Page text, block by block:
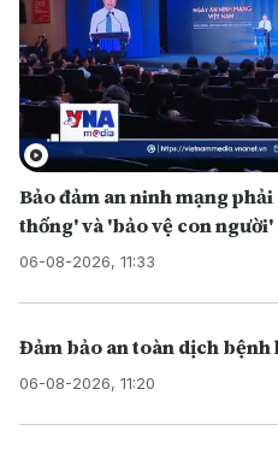
Bảo đảm an ninh mạng
thống' và 'bảo vệ con người'
06-08-2026, 11:33
Đảm bảo an toàn dịch
06-08-2026, 11:20